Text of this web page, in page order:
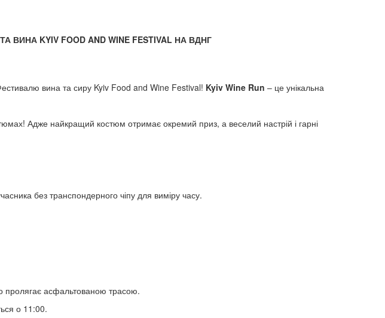
KYIV FOOD AND WINE FESTIVAL НА ВДНГ
вина та сиру Kyiv Food and Wine Festival! Kyiv Wine Run – це унікальна
Адже найкращий костюм отримає окремий приз, а веселий настрій і гарні
без транспондерного чіпу для виміру часу.
пролягає асфальтованою трасою.
о 11:00.